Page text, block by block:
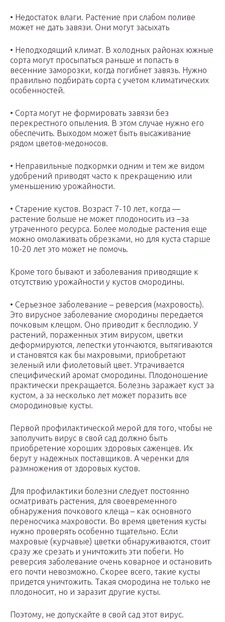
• Недостаток влаги. Растение при слабом поливе
может не дать завязи. Они могут засыхать
• Неподходящий климат. В холодных районах южные
сорта могут просыпаться раньше и попасть в
весенние заморозки, когда погибнет завязь. Нужно
правильно подбирать сорта с учетом климатических
особенностей.
• Сорта могут не формировать завязи без
перекрестного опыления. В этом случае нужно его
обеспечить. Выходом может быть высаживание
рядом цветов-медоносов.
• Неправильные подкормки одним и тем же видом
удобрений приводят часто к прекращению или
уменьшению урожайности.
• Старение кустов. Возраст 7-10 лет, когда —
растение больше не может плодоносить из –за
утраченного ресурса. Более молодые растения еще
можно омолаживать обрезками, но для куста старше
10-20 лет это может не помочь.
Кроме того бывают и заболевания приводящие к
отсутствию урожайности у кустов смородины.
• Серьезное заболевание – реверсия (махровость).
Это вирусное заболевание смородины передается
почковым клещом. Оно приводит к бесплодию. У
растений, пораженных этим вирусом, цветки
деформируются, лепестки утончаются, вытягиваются
и становятся как бы махровыми, приобретают
зеленый или фиолетовый цвет. Утрачивается
специфический аромат смородины. Плодоношение
практически прекращается. Болезнь заражает куст за
кустом, а за несколько лет может поразить все
смородиновые кусты.
Первой профилактической мерой для того, чтобы не
заполучить вирус в свой сад должно быть
приобретение хороших здоровых саженцев. Их
берут у надежных поставщиков. А черенки для
размножения от здоровых кустов.
Для профилактики болезни следует постоянно
осматривать растения, для своевременного
обнаружения почкового клеща – как основного
переносчика махровости. Во время цветения кусты
нужно проверять особенно тщательно. Если
махровые (курчавые) цветки обнаруживаются, стоит
сразу же срезать и уничтожить эти побеги. Но
реверсия заболевание очень коварное и остановить
его почти невозможно. Скорее всего, такие кусты
придется уничтожить. Такая смородина не только не
плодоносит, но и заразит другие кусты.
Поэтому, не допускайте в свой сад этот вирус.